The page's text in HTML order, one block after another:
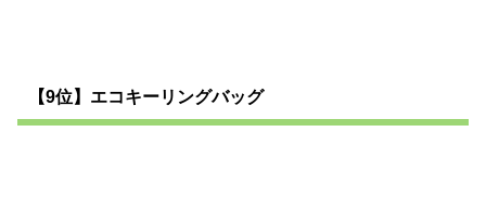
【9位】エコキーリングバッグ